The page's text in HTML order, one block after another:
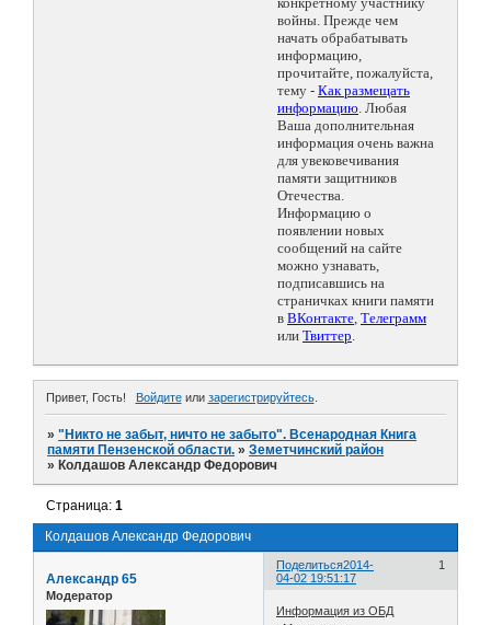
войны. Прежде чем
начать обрабатывать
информацию,
прочитайте, пожалуйста,
тему - Как размещать
информацию. Любая
Ваша дополнительная
информация очень важна
для увековечивания
памяти защитников
Отечества.
Информацию о
появлении новых
сообщений на сайте
можно узнавать,
подписавшись на
страничках книги памяти
в ВКонтакте, Телеграмм
или Твиттер.
Привет, Гость! Войдитеили зарегистрируйтесь.
»"Никто не забыт, ничто не забыто". Всенародная Книга
памяти Пензенской области. »Земетчинский район
» Колдашов Александр Федорович
Колдашов Александр Федорович
Страница:1
Поделиться 1
2014-
04-02 19:51:17
Александр 65
Модератор
Информация из ОБД